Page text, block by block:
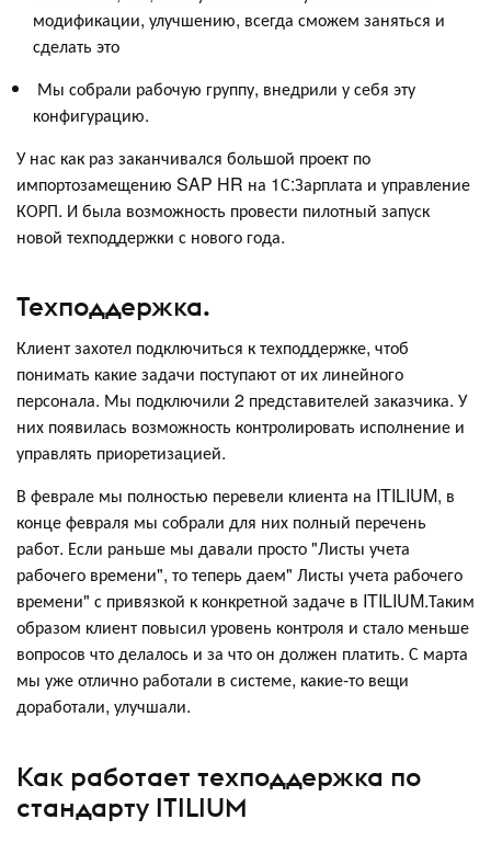
модификации, улучшению, всегда сможем заняться и
сделать это
Мы собрали рабочую группу, внедрили у себя эту
конфигурацию.
У нас как раз заканчивался большой проект по
импортозамещению SAP HR на 1С:Зарплата и управление
КОРП. И была возможность провести пилотный запуск
новой техподдержки с нового года.
Техподдержка.
Клиент захотел подключиться к техподдержке, чтоб
понимать какие задачи поступают от их линейного
персонала. Мы подключили 2 представителей заказчика. У
них появилась возможность контролировать исполнение и
управлять приоретизацией.
В феврале мы полностью перевели клиента на ITILIUM, в
конце февраля мы собрали для них полный перечень
работ. Если раньше мы давали просто "Листы учета
рабочего времени", то теперь даем" Листы учета рабочего
времени" с привязкой к конкретной задаче в ITILIUM.Таким
образом клиент повысил уровень контроля и стало меньше
вопросов что делалось и за что он должен платить. С марта
мы уже отлично работали в системе, какие-то вещи
доработали, улучшали.
Как работает техподдержка по
стандарту ITILIUM